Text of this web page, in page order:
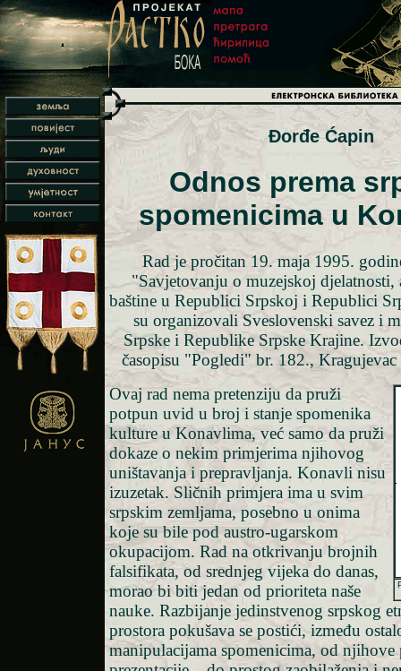
Đorđe Ćapin
Odnos prema
spomenicima u
Rad je pročitan 19. maja 1995.
"Savjetovanju o muzejskoj djelatnosti,
baštine u Republici Srpskoj i Republici
su organizovali Sveslovenski savez i
Srpske i Republike Srpske Krajine.
časopisu "Pogledi" br. 182.,
Ovaj rad nema pretenziju da pruži
potpun uvid u broj i stanje spomenika
kulture u Konavlima, već samo da pruži
dokaze o nekim primjerima njihovog
uništavanja i prepravljanja. Konavli nisu
izuzetak. Sličnih primjera ima u svim
srpskim zemljama, posebno u onima
koje su bile pod austro-ugarskom
okupacijom. Rad na otkrivanju brojnih
falsifikata, od srednjeg vijeka do danas,
morao bi biti jedan od prioriteta naše
nauke. Razbijanje jedinstvenog srpskog
prostora pokušava se postići, između
manipulacijama spomenicima, od njihove